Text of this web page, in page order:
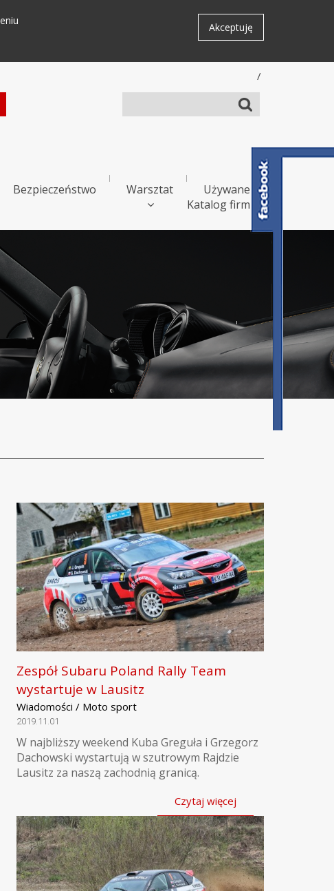
Akceptuję
/
Bezpieczeństwo Warsztat
Używane
Katalog firm
Zespół Subaru Poland Rally Team
wystartuje w Lausitz
Wiadomości / Moto sport
2019.11.01
W najbliższy weekend Kuba Greguła i Grzegorz
Dachowski wystartują w szutrowym Rajdzie
Lausitz za naszą zachodnią granicą.
Czytaj więcej